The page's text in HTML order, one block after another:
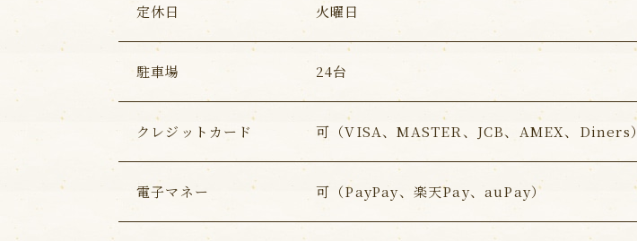
定休日 火曜日
駐車場 24台
クレジットカード 可（VISA、MASTER、JCB、AMEX、Diners）
電子マネー 可（PayPay、楽天Pay、auPay）